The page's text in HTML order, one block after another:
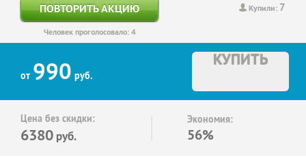
Купили: 7
ПОВТОРИТЬ АКЦИЮ
Человек проголосовало: 4
от 990 руб.
КУПИТЬ
Цена без скидки:
6380 руб.
Экономия:
56%